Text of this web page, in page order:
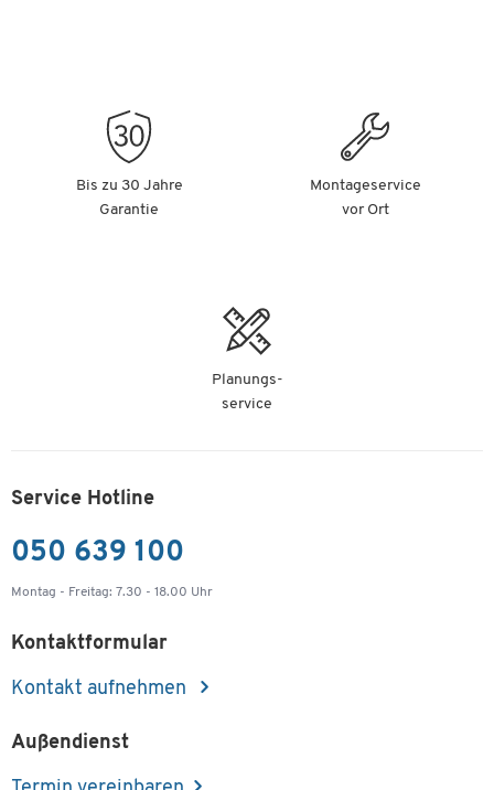
Bis zu 30 Jahre
Garantie
Montageservice
vor Ort
Planungs-
service
Service Hotline
050 639 100
Montag - Freitag: 7.30 - 18.00 Uhr
Kontaktformular
Kontakt aufnehmen
Außendienst